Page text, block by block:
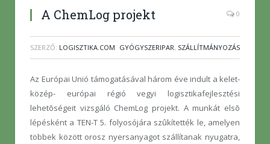
A ChemLog projekt 0
SZERZŐ: LOGISZTIKA.COM GYÓGYSZERIPAR, SZÁLLÍTMÁNYOZÁS
Az Európai Unió támogatásával három éve indult a kelet-
közép- európai régió vegyi logisztikafejlesztési
lehetõségeit vizsgáló ChemLog projekt. A munkát elsõ
lépésként a TEN-T 5. folyosójára szûkítették le, amelyen
többek között orosz nyersanyagot szállítanak nyugatra,